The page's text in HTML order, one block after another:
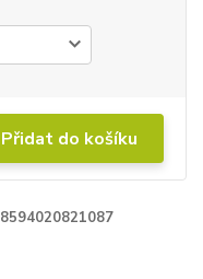
Přidat do košíku
8594020821087